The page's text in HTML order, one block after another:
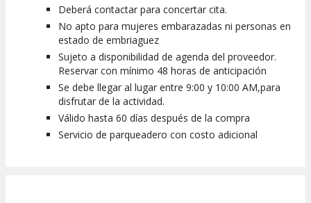
Deberá contactar para concertar cita.
No apto para mujeres embarazadas ni personas en
estado de embriaguez
Sujeto a disponibilidad de agenda del proveedor.
Reservar con mínimo 48 horas de anticipación
Se debe llegar al lugar entre 9:00 y 10:00 AM,para
disfrutar de la actividad.
Válido hasta 60 días después de la compra
Servicio de parqueadero con costo adicional